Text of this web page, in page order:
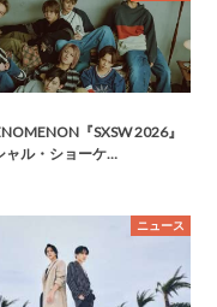
『SXSW 2026』
ャル・ショーケ…
ニュース